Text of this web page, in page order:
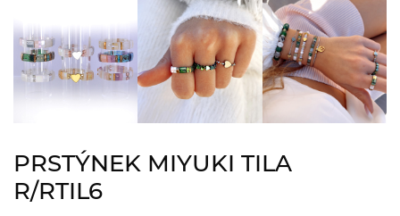
PRSTÝNEK MIYUKI TILA
R/RTIL6